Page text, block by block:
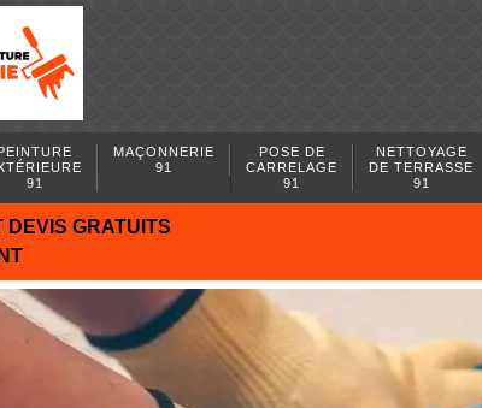
91
MAÇONNERIE
91
POSE DE
CARRELAGE
91
NETTOYAGE
DE TERRASSE
91
DEVIS GRATUITS